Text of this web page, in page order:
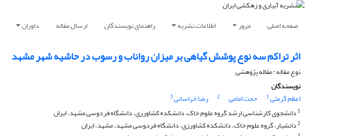
صفحه اصلی مرور اطلاعات نشریه راهنمای نویسندگان ارسال مقاله داوران
اثر تراکم سه نوع پوشش گیاهی بر میزان رواناب و رسوب در حاشیه شهر مشهد
نوع مقاله : مقاله پژوهشی
نویسندگان
اعظم گرمئی1 حجت امامی 2 رضا خراسانی3
1 دانشجوی کارشناسی ارشد گروه علوم خاک، دانشکده کشاورزی، دانشگاه فردوسی مشهد، ایران
2دانشیار، گروه علوم خاک، دانشکده کشاورزی، دانشگاه فردوسی مشهد، مشهد، ایران